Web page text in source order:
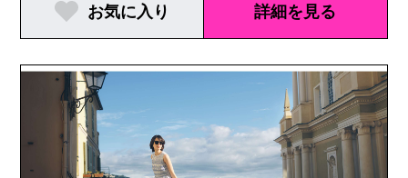
お気に入り 詳細を見る